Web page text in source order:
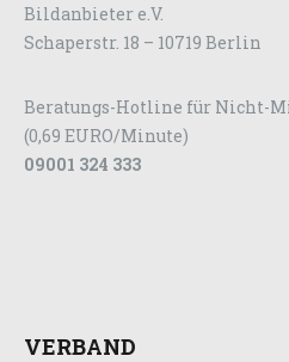
Bildanbieter e.V.
Schaperstr. 18 – 10719 Berlin
Beratungs-Hotline für Nicht-
(0,69 EURO/Minute)
09001 324 333
VERBAND